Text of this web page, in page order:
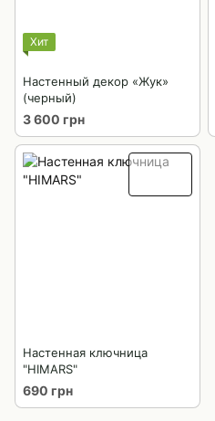
Хит
Настенный декор «Жук»
(черный)
3 600 грн
Настенная ключница
"HIMARS"
690 грн